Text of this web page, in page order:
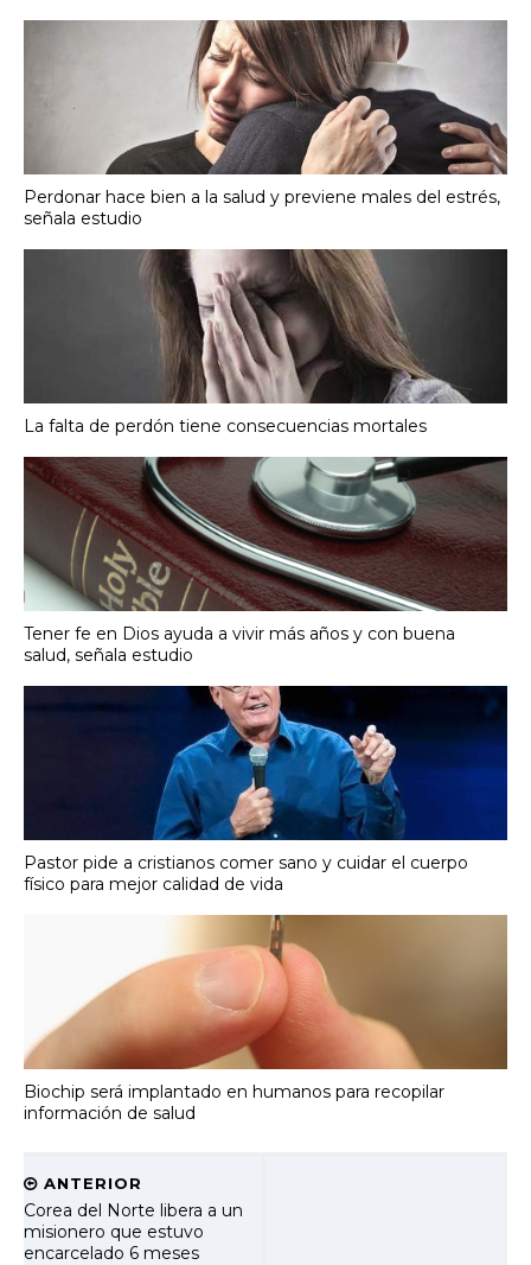
Perdonar hace bien a la salud y previene males del estrés,
señala estudio
La falta de perdón tiene consecuencias mortales
Tener fe en Dios ayuda a vivir más años y con buena
salud, señala estudio
Pastor pide a cristianos comer sano y cuidar el cuerpo
físico para mejor calidad de vida
Biochip será implantado en humanos para recopilar
información de salud
ANTERIOR
Corea del Norte libera a un
misionero que estuvo
encarcelado 6 meses